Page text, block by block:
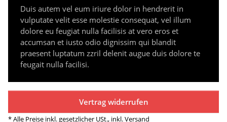
Duis autem vel eum iriure dolor in hendrerit in
vulputate velit esse molestie consequat, vel illum
dolore eu feugiat nulla facilisis at vero eros et
accumsan et iusto odio dignissim qui blandit
praesent luptatum zzril delenit augue duis dolore te
feugait nulla facilisi.
Vertrag widerrufen
* Alle Preise inkl. gesetzlicher USt., inkl.Versand